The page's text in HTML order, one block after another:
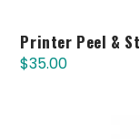
Printer Peel &
$35.00